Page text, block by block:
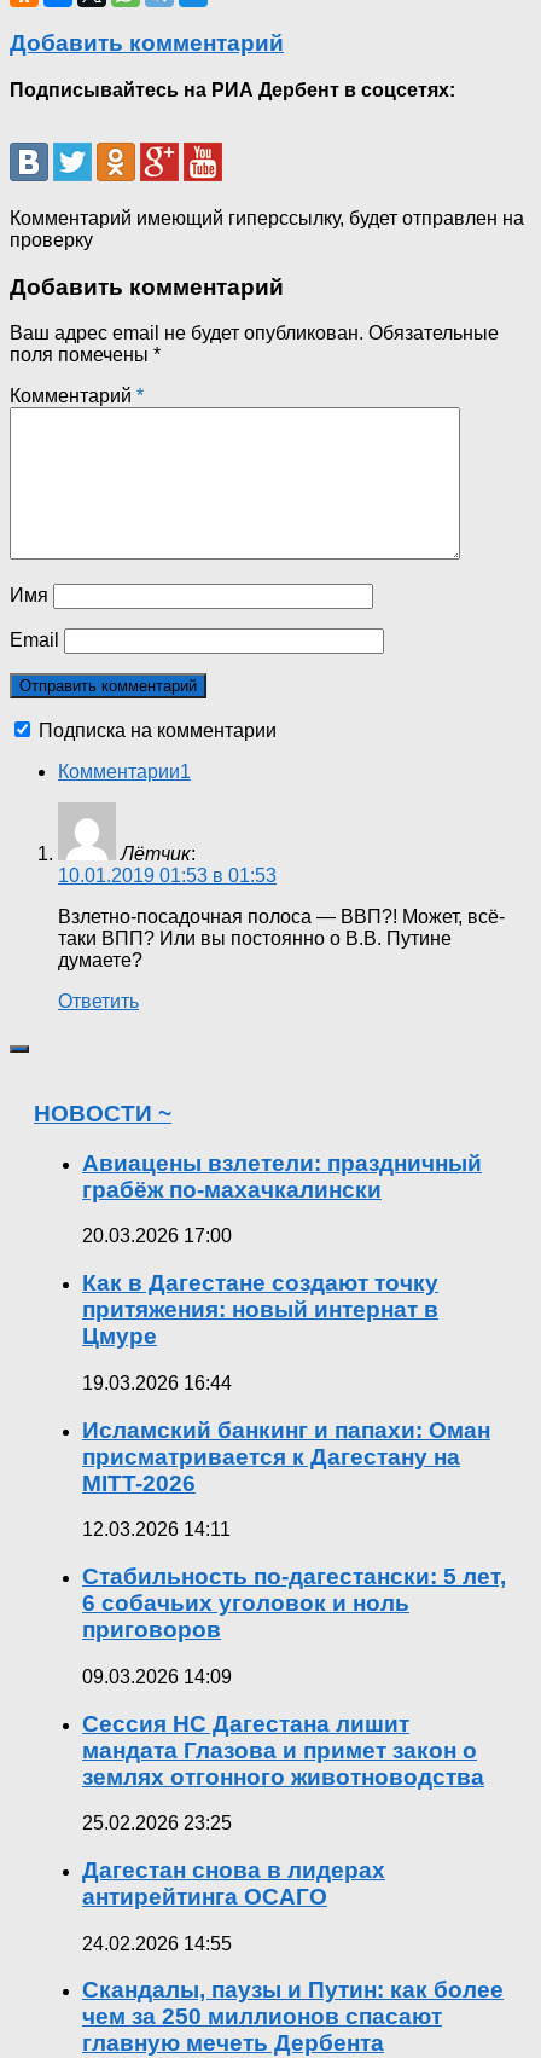
Добавить комментарий
Подписывайтесь на РИА Дербент в соцсетях:
Комментарий имеющий гиперссылку, будет отправлен на
проверку
Добавить комментарий
Ваш адрес email не будет опубликован. Обязательные
поля помечены *
Комментарий *
Имя
Email
Подписка на комментарии
Комментарии1
Лётчик:
10.01.2019 01:53 в 01:53
Взлетно-посадочная полоса — ВВП?! Может, всё-
таки ВПП? Или вы постоянно о В.В. Путине
думаете?
Ответить
НОВОСТИ ~
Авиацены взлетели: праздничный
грабёж по-махачкалински
20.03.2026 17:00
Как в Дагестане создают точку
притяжения: новый интернат в
Цмуре
19.03.2026 16:44
Исламский банкинг и папахи: Оман
присматривается к Дагестану на
MITT-2026
12.03.2026 14:11
Стабильность по-дагестански: 5 лет,
6 собачьих уголовок и ноль
приговоров
09.03.2026 14:09
Сессия НС Дагестана лишит
мандата Глазова и примет закон о
землях отгонного животноводства
25.02.2026 23:25
Дагестан снова в лидерах
антирейтинга ОСАГО
24.02.2026 14:55
Скандалы, паузы и Путин: как более
чем за 250 миллионов спасают
главную мечеть Дербента